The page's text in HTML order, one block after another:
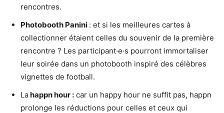
rencontres.
Photobooth Panini : et si les meilleures cartes à
collectionner étaient celles du souvenir de la première
rencontre ? Les participant·e·s pourront immortaliser
leur soirée dans un photobooth inspiré des célèbres
vignettes de football.
Lahappn hour : car un happy hour ne suffit pas, happn
prolonge les réductions pour celles et ceux qui